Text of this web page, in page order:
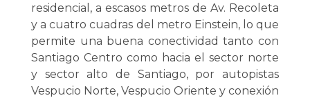
residencial, a escasos metros de Av. Recoleta
y a cuatro cuadras del metro Einstein, lo que
permite una buena conectividad tanto con
Santiago Centro como hacia el sector norte
y sector alto de Santiago, por autopistas
Vespucio Norte, Vespucio Oriente y conexión